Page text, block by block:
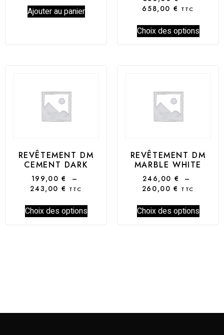
Ajouter au panier
658,00 € TTC
Choix des options
REVÊTEMENT DM
CEMENT DARK
199,00€
–
243,00 € TTC
Choix des options
REVÊTEMENT DM
MARBLE WHITE
246,00 €
–
260,00€ TTC
Choix des options